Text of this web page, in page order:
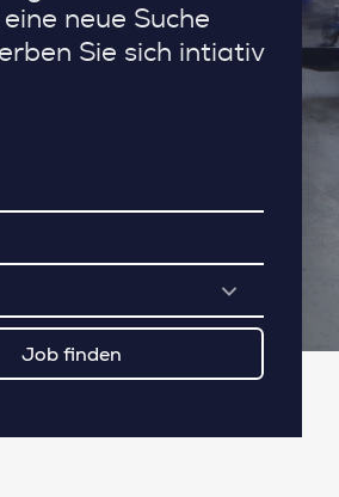
neue Suche
Sie sich intiativ